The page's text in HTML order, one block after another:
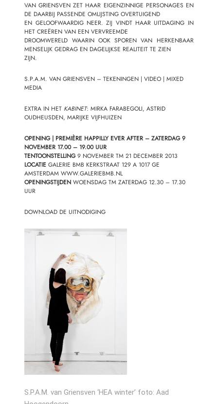
VAN GRIENSVEN ZET HAAR EIGENZINNIGE PERSONAGES EN
DE DAARBIJ PASSENDE OMLIJSTING OVERTUIGEND
EN GELOOFWAARDIG NEER. ZIJ VINDT HAAR UITDAGING IN
HET CREËREN VAN EEN VERVREEMDE
DROOMWERELD WAARIN OOK SPOREN VAN HERKENBAAR
MENSELIJK GEDRAG EN DAGELIJKSE REALITEIT TE ZIEN
ZIJN.
S.P.A.M. VAN GRIENSVEN – TEKENINGEN | VIDEO | MIXED
MEDIA
EXTRA IN HET KABINET: MIRKA FARABEGOLI, ASTRID
OUDHEUSDEN, MARIJKE VIJFHUIZEN
OPENING | PREMIÈRE HAPPILLY EVER AFTER – ZATERDAG 9
NOVEMBER 17.00 – 19.00 UUR
TENTOONSTELLING9 NOVEMBER TM 21 DECEMBER 2013
LOCATIE GALERIE BMB KERKSTRAAT 129 A 1017 GE
AMSTERDAMWWW.GALERIEBMB.NL
OPENINGSTIJDEN WOENSDAG TM ZATERDAG 12.30 – 17.30
UUR
DOWNLOAD DE UITNODIGING
S.P.A.M. van Griensven ‘HEA winter’ foto: Aad